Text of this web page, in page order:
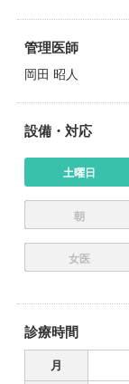
管理医師
岡田 昭人
設備・対応
土曜日
朝
女医
診療時間
月